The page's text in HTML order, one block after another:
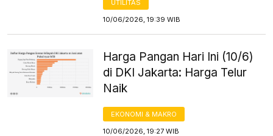
UTILITAS
10/06/2026, 19:39 WIB
Harga Pangan Hari Ini (10/6)
di DKI Jakarta: Harga Telur
Naik
EKONOMI & MAKRO
10/06/2026, 19:27 WIB